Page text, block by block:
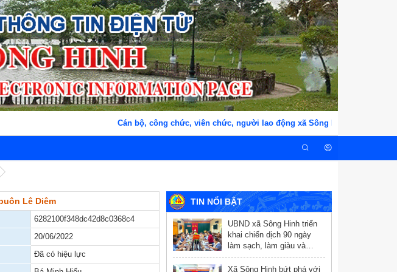
Cán bộ, công chức, viên chức, người lao động xã Sông Hinh, tỉnh Đắk Lắk
Lê Diêm
6282100f348dc42d8c0368c4
20/06/2022
Đã có hiệu lực
TIN NỔI BẬT
UBND xã Sông Hinh triển
khai chiến dịch 90 ngày
làm sạch, làm giàu và
chuẩn hóa dữ liệu y tế
Xã Sông Hinh bứt phá với